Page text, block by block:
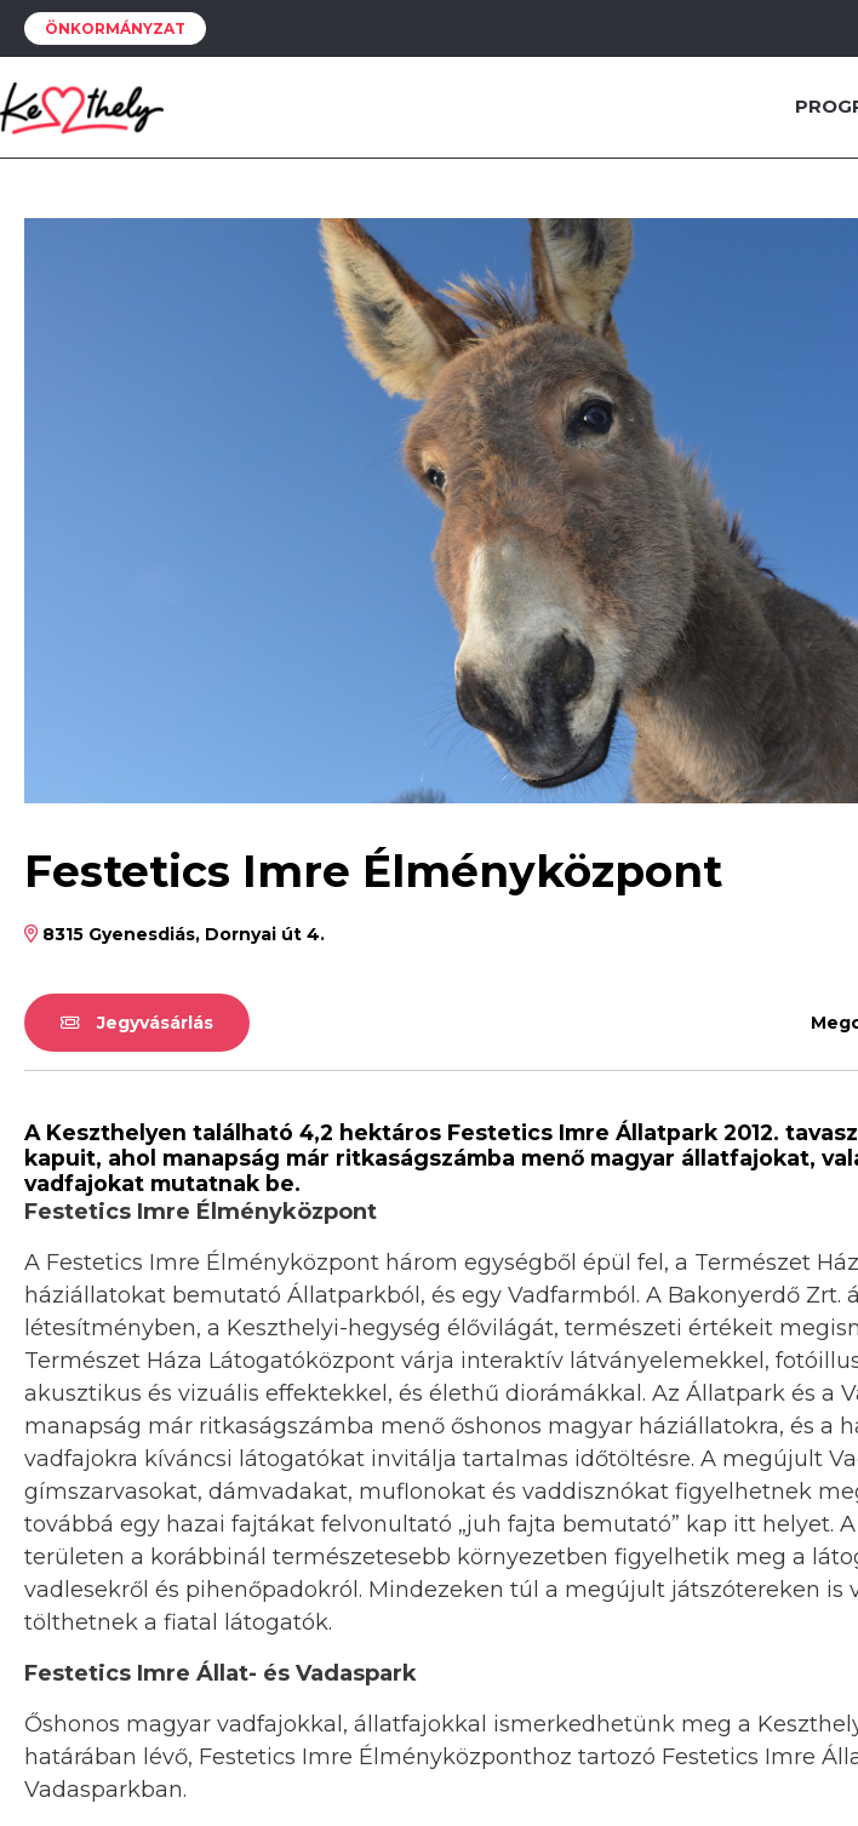
ÖNKORMÁNYZAT
Festetics Imre Élményközpont
8315 Gyenesdiás, Dornyai út 4.
Jegyvásárlás
A Keszthelyen található 4,2 hektáros Festetics Imre Állatpark 2012.
kapuit, ahol manapság már ritkaságszámba menő magyar állatfajokat,
vadfajokat mutatnak be.
Festetics Imre Élményközpont
A Festetics Imre Élményközpont három egységből épül fel, a Természet
háziállatokat bemutató Állatparkból, és egy Vadfarmból. A Bakonyerdő Zrt.
létesítményben, a Keszthelyi-hegység élővilágát, természeti értékeit
Természet Háza Látogatóközpont várja interaktív látványelemekkel,
akusztikus és vizuális effektekkel, és élethű diorámákkal. Az Állatpark és a
manapság már ritkaságszámba menő őshonos magyar háziállatokra, és a
vadfajokra kíváncsi látogatókat invitálja tartalmas időtöltésre. A megújult
gímszarvasokat, dámvadakat, muflonokat és vaddisznókat figyelhetnek
továbbá egy hazai fajtákat felvonultató „juh fajta bemutató” kap itt helyet. A
területen a korábbinál természetesebb környezetben figyelhetik meg a
vadlesekről és pihenőpadokról. Mindezeken túl a megújult játszótereken is
tölthetnek a fiatal látogatók.
Festetics Imre Állat- és Vadaspark
Őshonos magyar vadfajokkal, állatfajokkal ismerkedhetünk meg a
határában lévő, Festetics Imre Élményközponthoz tartozó Festetics Imre
Vadasparkban.